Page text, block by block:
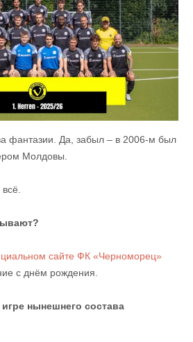
фантазии. Да, забыл – в 2006-м был
Молдовы.
сайте ФК «Черноморец»
с днём рождения.
нынешнего состава